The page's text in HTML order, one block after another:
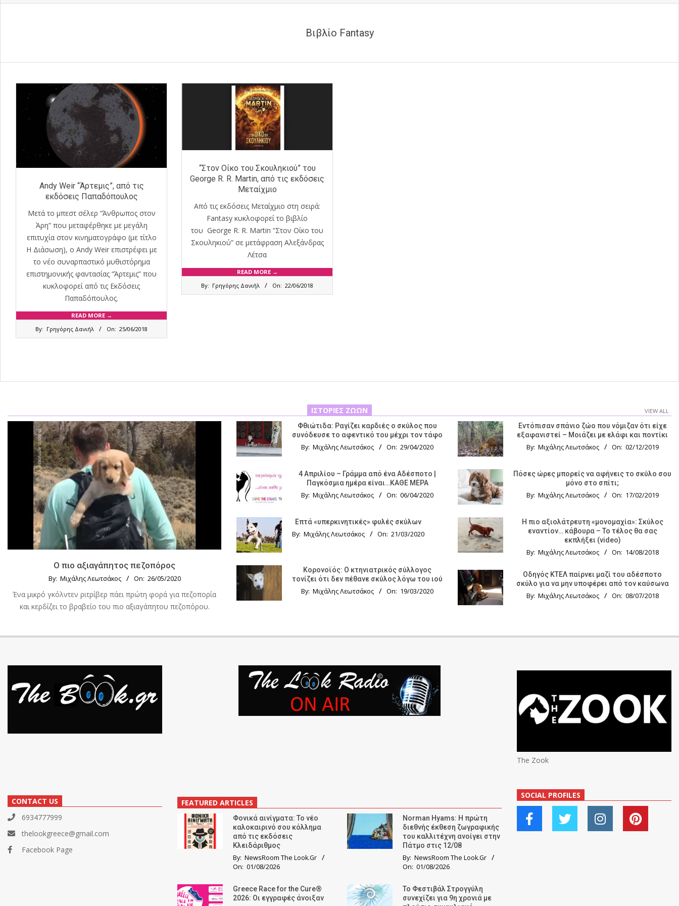
Βιβλίο Fantasy
Andy Weir “Άρτεμις”, από τις
εκδόσεις Παπαδόπουλος
Μετά το μπεστ σέλερ “Άνθρωπος στον
Άρη” που μεταφέρθηκε με μεγάλη
επιτυχία στον κινηματογράφο (με τίτλο
Η Διάσωση), ο Andy Weir επιστρέφει με
το νέο συναρπαστικό μυθιστόρημα
επιστημονικής φαντασίας “Άρτεμις” που
κυκλοφορεί από τις Εκδόσεις
Παπαδόπουλος.
READ MORE →
By: Γρηγόρης Δανιήλ On: 25/06/2018
“Στον Οίκο του Σκουληκιού” του
George R. R. Martin, από τις εκδόσεις
Μεταίχμιο
Από τις εκδόσεις Μεταίχμιο στη σειρά:
Fantasy κυκλοφορεί το βιβλίο
του George R. R. Martin “Στον Οίκο του
Σκουληκιού” σε μετάφραση Αλεξάνδρας
Λέτσα
READ MORE →
By: Γρηγόρης Δανιήλ On: 22/06/2018
ΙΣΤΟΡΊΕΣ ΖΏΩΝ VIEW ALL
Ο πιο αξιαγάπητος πεζοπόρος
By: Μιχάλης Λεωτσάκος On: 26/05/2020
Ένα μικρό γκόλντεν ριτρίβερ πάει πρώτη φορά για πεζοπορία
και κερδίζει το βραβείο του πιο αξιαγάπητου πεζοπόρου.
Φθιώτιδα: Ραγίζει καρδιές ο σκύλος που
συνόδευσε το αφεντικό του μέχρι τον τάφο
By: Μιχάλης Λεωτσάκος On: 29/04/2020
4 Απριλίου – Γράμμα από ένα Αδέσποτο |
Παγκόσμια ημέρα είναι…ΚΑΘΕ ΜΕΡΑ
By: Μιχάλης Λεωτσάκος On: 06/04/2020
Επτά «υπερκινητικές» φυλές σκύλων
By: Μιχάλης Λεωτσάκος On: 21/03/2020
Κορονοϊός: Ο κτηνιατρικός σύλλογος
τονίζει ότι δεν πέθανε σκύλος λόγω του ιού
By: Μιχάλης Λεωτσάκος On: 19/03/2020
Εντόπισαν σπάνιο ζώο που νόμιζαν ότι είχε
εξαφανιστεί – Μοιάζει με ελάφι και ποντίκι
By: Μιχάλης Λεωτσάκος On: 02/12/2019
Πόσες ώρες μπορείς να αφήνεις το σκύλο σου
μόνο στο σπίτι;
By: Μιχάλης Λεωτσάκος On: 17/02/2019
Η πιο αξιολάτρευτη «μονομαχία»: Σκύλος
εναντίον… κάβουρα – Το τέλος θα σας
εκπλήξει (video)
By: Μιχάλης Λεωτσάκος On: 14/08/2018
Οδηγός KTΕΛ παίρνει μαζί του αδέσποτο
σκύλο για να μην υποφέρει από τον καύσωνα
By: Μιχάλης Λεωτσάκος On: 08/07/2018
CONTACT US
6934777999
thelookgreece@gmail.com
Facebook Page
FEATURED ARTICLES
Φονικά αινίγματα: Το νέο
καλοκαιρινό σου κόλλημα
από τις εκδόσεις
Κλειδάριθμος
By: NewsRoom The Look.Gr
On: 01/08/2026
Greece Race for the Cure®
2026: Οι εγγραφές άνοιξαν
Norman Hyams: Η πρώτη
διεθνής έκθεση ζωγραφικής
του καλλιτέχνη ανοίγει στην
Πάτμο στις 12/08
By: NewsRoom The Look.Gr
On: 01/08/2026
Το Φεστιβάλ Στρογγύλη
συνεχίζει για 9η χρονιά με
The Zook
SOCIAL PROFILES